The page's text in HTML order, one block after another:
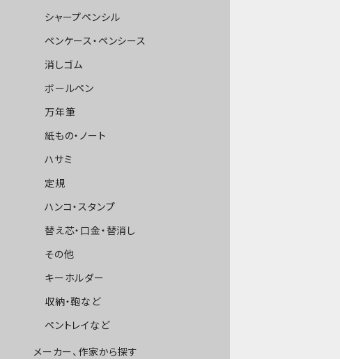
シャープペンシル
ペンケース・ペンシース
消しゴム
ボールペン
万年筆
紙もの・ノート
ハサミ
定規
ハンコ・スタンプ
替え芯・口金・替消し
その他
キーホルダー
収納・鞄など
ペントレイなど
メーカー、作家から探す